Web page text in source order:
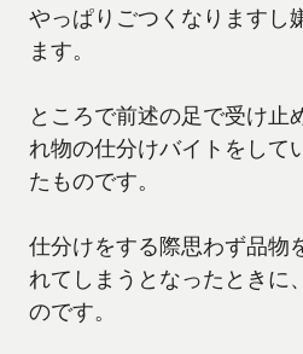
やっぱりごつくなりますし
ます。
ところで前述の足で受け止
れ物の仕分けバイトをして
たものです。
仕分けをする際思わず品物
れてしまうとなったときに
のです。